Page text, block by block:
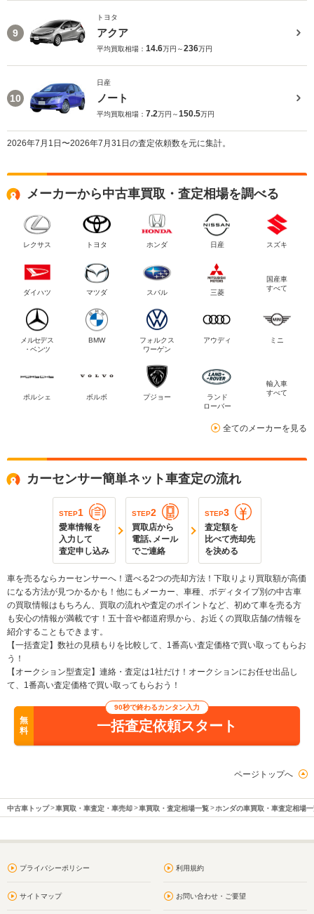
9
トヨタ
アクア
平均買取相場： 14.6万円～236万円
10
日産
ノート
平均買取相場： 7.2万円～150.5万円
2026年7月1日〜2026年7月31日の査定依頼数を元に集計。
メーカーから中古車買取・査定相場を調べる
レクサス トヨタ ホンダ 日産 スズキ
ダイハツ マツダ スバル 三菱
国産車
すべて
メルセデス
・ベンツ
BMW
フォルクス
ワーゲン
アウディ ミニ
ポルシェ ボルボ プジョー
ランド
ローバー
輸入車
すべて
全てのメーカーを見る
カーセンサー簡単ネット車査定の流れ
STEP1
愛車情報を
入力して
査定申し込み
STEP2
買取店から
電話､メール
でご連絡
STEP3
査定額を
比べて売却先
を決める
車を売るならカーセンサーへ！選べる2つの売却方法！下取りより買取額が高価
になる方法が見つかるかも！他にもメーカー、車種、ボディタイプ別の中古車
の買取情報はもちろん、買取の流れや査定のポイントなど、初めて車を売る方
も安心の情報が満載です！五十音や都道府県から、お近くの買取店舗の情報を
紹介することもできます。
【一括査定】数社の見積もりを比較して、1番高い査定価格で買い取ってもらお
う！
【オークション型査定】連絡・査定は1社だけ！オークションにお任せ出品し
て、1番高い査定価格で買い取ってもらおう！
無
料
90秒で終わるカンタン入力
一括査定依頼スタート
ページトップへ
中古車トップ 車買取・車査定・車売却 車買取・査定相場一覧 ホンダの車買取・車査定相場
プライバシーポリシー 利用規約
サイトマップ お問い合わせ・ご要望